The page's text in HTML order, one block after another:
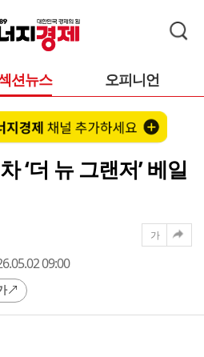
션뉴스 오피니언
‘더 뉴 그랜저’ 베일
09:00
가